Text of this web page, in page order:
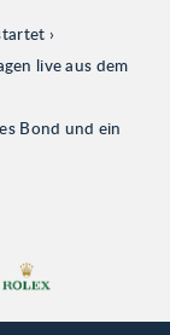
live aus dem
Bond und ein